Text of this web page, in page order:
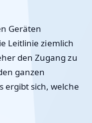
Geräten
Leitlinie ziemlich
den Zugang zu
ganzen
ergibt sich, welche